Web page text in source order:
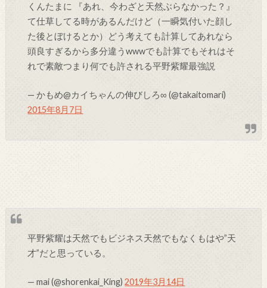
くんたまに 『あれ、今わざと天然ぶらなかった？』
て仕草してる時があるんだけど（一瞬気付いた顔し
た後とぼけるとか）どう考えても計算してあれなら
頭良すぎるから多分違うwwwでも計算でもそれはそ
れで素敵つまり何でも許される平野紫耀最強説
— かもめ@カイちゃんの伸びしろ∞ (@takaitomari)
2015年8月7日
平野紫耀は天然でもビジネス天然でもなくもはや”天
才”だと思っている。
— mai (@shorenkai_King)2019年3月14日